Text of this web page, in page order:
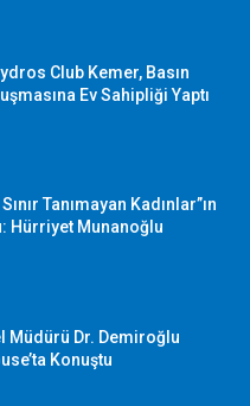
Club Kemer, Basın
Ev Sahipliği Yaptı
Tanımayan Kadınlar”ın
Hürriyet Munanoğlu
Müdürü Dr. Demiroğlu
Konuştu